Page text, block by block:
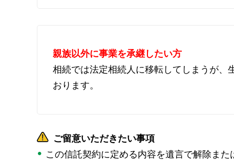
親族以外に事業を承継したい方
相続では法定相続人に移転してしまうが、
おります。
ご留意いただきたい事項
この信託契約に定める内容を遺言で解除ま